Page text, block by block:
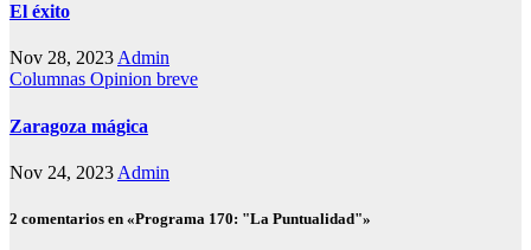
El éxito
Nov 28, 2023 Admin
Columnas Opinion breve
Zaragoza mágica
Nov 24, 2023 Admin
2 comentarios en «Programa 170: "La Puntualidad"»